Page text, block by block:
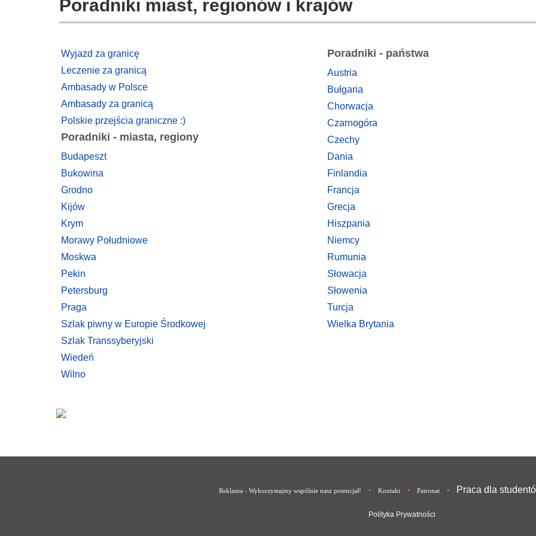
Poradniki miast, regionów i krajów
Wyjazd za granicę
Leczenie za granicą
Ambasady w Polsce
Ambasady za granicą
Polskie przejścia graniczne :)
Poradniki - miasta, regiony
Budapeszt
Bukowina
Grodno
Kijów
Krym
Morawy Południowe
Moskwa
Pekin
Petersburg
Praga
Szlak piwny w Europie Środkowej
Szlak Transsyberyjski
Wiedeń
Wilno
Poradniki - państwa
Austria
Bułgaria
Chorwacja
Czarnogóra
Czechy
Dania
Finlandia
Francja
Grecja
Hiszpania
Niemcy
Rumunia
Słowacja
Słowenia
Turcja
Wielka Brytania
Reklama - Wykorzystajmy wspólnie nasz potencjał! • Kontakt • Patronat • Praca dla
Polityka Prywatności